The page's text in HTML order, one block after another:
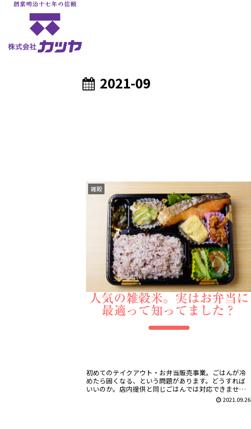
2021-09
雑穀
人気の雑穀米。実はお弁当に
最適って知ってました？
初めてのテイクアウト・お弁当販売事業。ごはんが冷
めたら固くなる、という問題があります。どうすれば
いいのか。店内提供と同じごはんでは対応できませ
ん。お弁当専用のごはんを用意します。ポリフェノー
ルを多く含み、抗酸化力が高い雑穀米がおすすめで
2021.09.26